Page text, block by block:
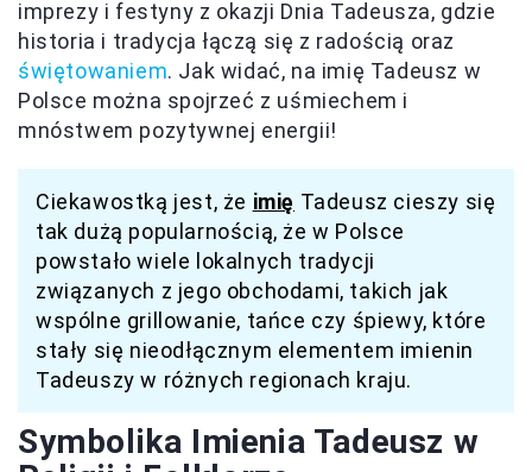
imprezy i festyny z okazji Dnia Tadeusza, gdzie
historia i tradycja łączą się z radością oraz
świętowaniem. Jak widać, na imię Tadeusz w
Polsce można spojrzeć z uśmiechem i
mnóstwem pozytywnej energii!
Ciekawostką jest, że imię Tadeusz cieszy się
tak dużą popularnością, że w Polsce
powstało wiele lokalnych tradycji
związanych z jego obchodami, takich jak
wspólne grillowanie, tańce czy śpiewy, które
stały się nieodłącznym elementem imienin
Tadeuszy w różnych regionach kraju.
Symbolika Imienia Tadeusz w